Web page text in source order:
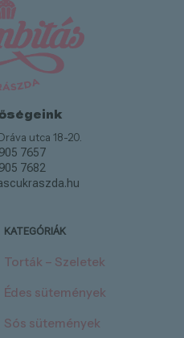
utca 18-20.
7657
7682
KATEGÓRIÁK
Torták – Szeletek
Édes sütemények
Sós sütemények